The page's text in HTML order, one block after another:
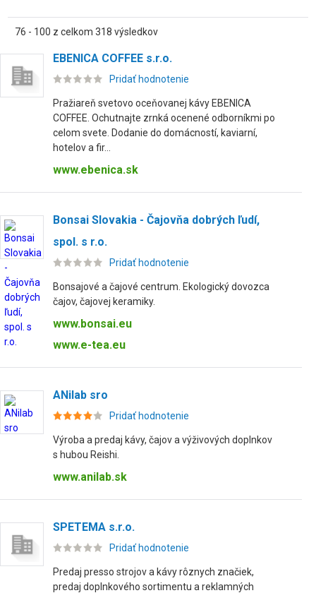
76 - 100 z celkom 318 výsledkov
EBENICA COFFEE s.r.o.
Pridať hodnotenie
Pražiareň svetovo oceňovanej kávy EBENICA
COFFEE. Ochutnajte zrnká ocenené odborníkmi po
celom svete. Dodanie do domácností, kaviarní,
hotelov a fir...
www.ebenica.sk
Bonsai Slovakia - Čajovňa dobrých ľudí,
spol. s r.o.
Pridať hodnotenie
Bonsajové a čajové centrum. Ekologický dovozca
čajov, čajovej keramiky.
www.bonsai.eu
www.e-tea.eu
ANilab sro
Pridať hodnotenie
Výroba a predaj kávy, čajov a výživových doplnkov
s hubou Reishi.
www.anilab.sk
SPETEMA s.r.o.
Pridať hodnotenie
Predaj presso strojov a kávy rôznych značiek,
predaj doplnkového sortimentu a reklamných